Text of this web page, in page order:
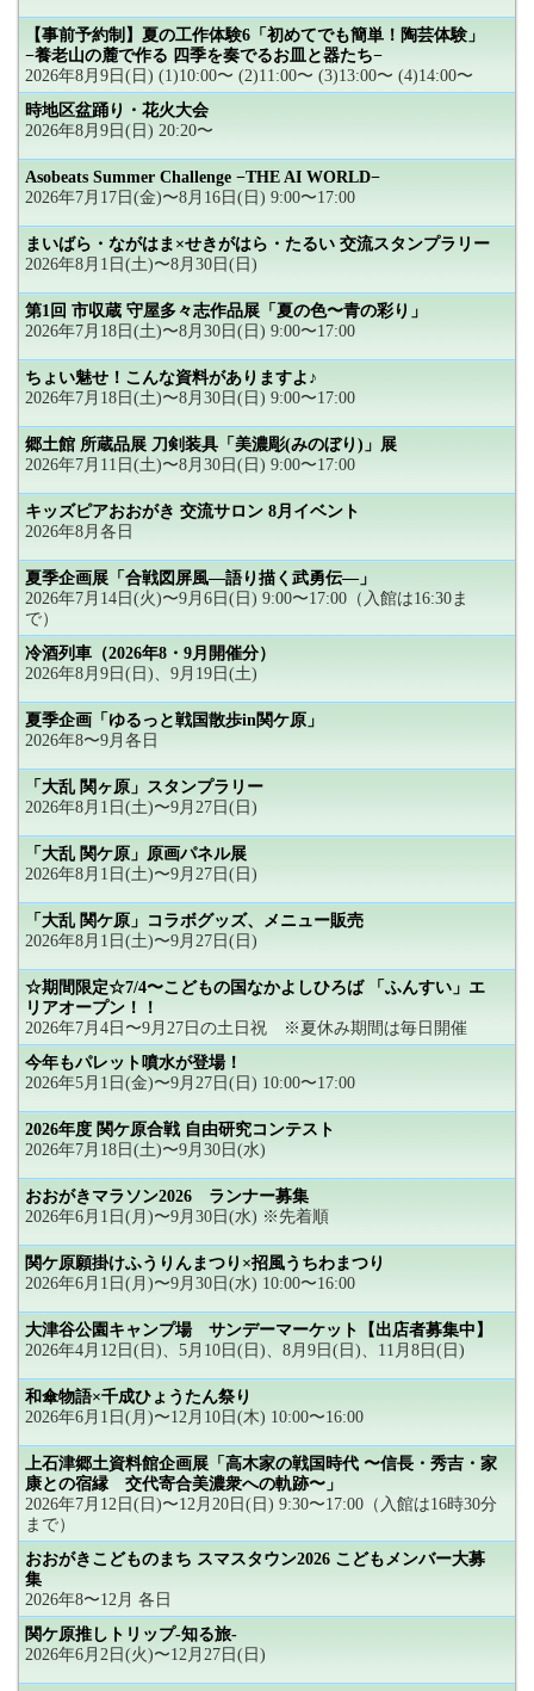
【事前予約制】夏の工作体験6「初めてでも簡単！陶芸体験」
−養老山の麓で作る 四季を奏でるお皿と器たち−
2026年8月9日(日) (1)10:00〜 (2)11:00〜 (3)13:00〜 (4)14:00〜
時地区盆踊り・花火大会
2026年8月9日(日) 20:20〜
Asobeats Summer Challenge −THE AI WORLD−
2026年7月17日(金)〜8月16日(日) 9:00〜17:00
まいばら・ながはま×せきがはら・たるい 交流スタンプラリー
2026年8月1日(土)〜8月30日(日)
第1回 市収蔵 守屋多々志作品展「夏の色〜青の彩り」
2026年7月18日(土)〜8月30日(日) 9:00〜17:00
ちょい魅せ！こんな資料がありますよ♪
2026年7月18日(土)〜8月30日(日) 9:00〜17:00
郷土館 所蔵品展 刀剣装具「美濃彫(みのぼり)」展
2026年7月11日(土)〜8月30日(日) 9:00〜17:00
キッズピアおおがき 交流サロン 8月イベント
2026年8月各日
夏季企画展「合戦図屏風―語り描く武勇伝―」
2026年7月14日(火)〜9月6日(日) 9:00〜17:00（入館は16:30ま
で）
冷酒列車（2026年8・9月開催分）
2026年8月9日(日)、9月19日(土)
夏季企画「ゆるっと戦国散歩in関ケ原」
2026年8〜9月各日
「大乱 関ヶ原」スタンプラリー
2026年8月1日(土)〜9月27日(日)
「大乱 関ケ原」原画パネル展
2026年8月1日(土)〜9月27日(日)
「大乱 関ケ原」コラボグッズ、メニュー販売
2026年8月1日(土)〜9月27日(日)
☆期間限定☆7/4〜こどもの国なかよしひろば 「ふんすい」エ
リアオープン！！
2026年7月4日〜9月27日の土日祝 ※夏休み期間は毎日開催
今年もパレット噴水が登場！
2026年5月1日(金)〜9月27日(日) 10:00〜17:00
2026年度 関ケ原合戦 自由研究コンテスト
2026年7月18日(土)〜9月30日(水)
おおがきマラソン2026 ランナー募集
2026年6月1日(月)〜9月30日(水) ※先着順
関ケ原願掛けふうりんまつり×招風うちわまつり
2026年6月1日(月)〜9月30日(水) 10:00〜16:00
大津谷公園キャンプ場 サンデーマーケット【出店者募集中】
2026年4月12日(日)、5月10日(日)、8月9日(日)、11月8日(日)
和傘物語×千成ひょうたん祭り
2026年6月1日(月)〜12月10日(木) 10:00〜16:00
上石津郷土資料館企画展「高木家の戦国時代 〜信長・秀吉・家
康との宿縁 交代寄合美濃衆への軌跡〜」
2026年7月12日(日)〜12月20日(日) 9:30〜17:00（入館は16時30分
まで）
おおがきこどものまち スマスタウン2026 こどもメンバー大募
集
2026年8〜12月 各日
関ケ原推しトリップ-知る旅-
2026年6月2日(火)〜12月27日(日)